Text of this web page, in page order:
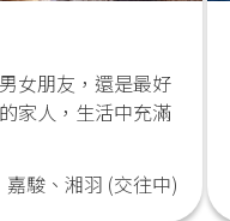
女朋友，還是最好
家人，生活中充滿
嘉駿、湘羽 (交往中)